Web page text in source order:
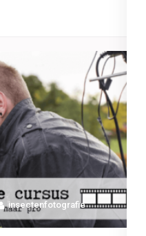
insectenfotografie